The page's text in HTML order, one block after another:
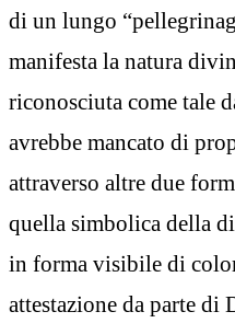
di un lungo
manifesta la natura
riconosciuta come tale
avrebbe mancato di
attraverso altre due
quella simbolica della
in forma visibile di
attestazione da parte di